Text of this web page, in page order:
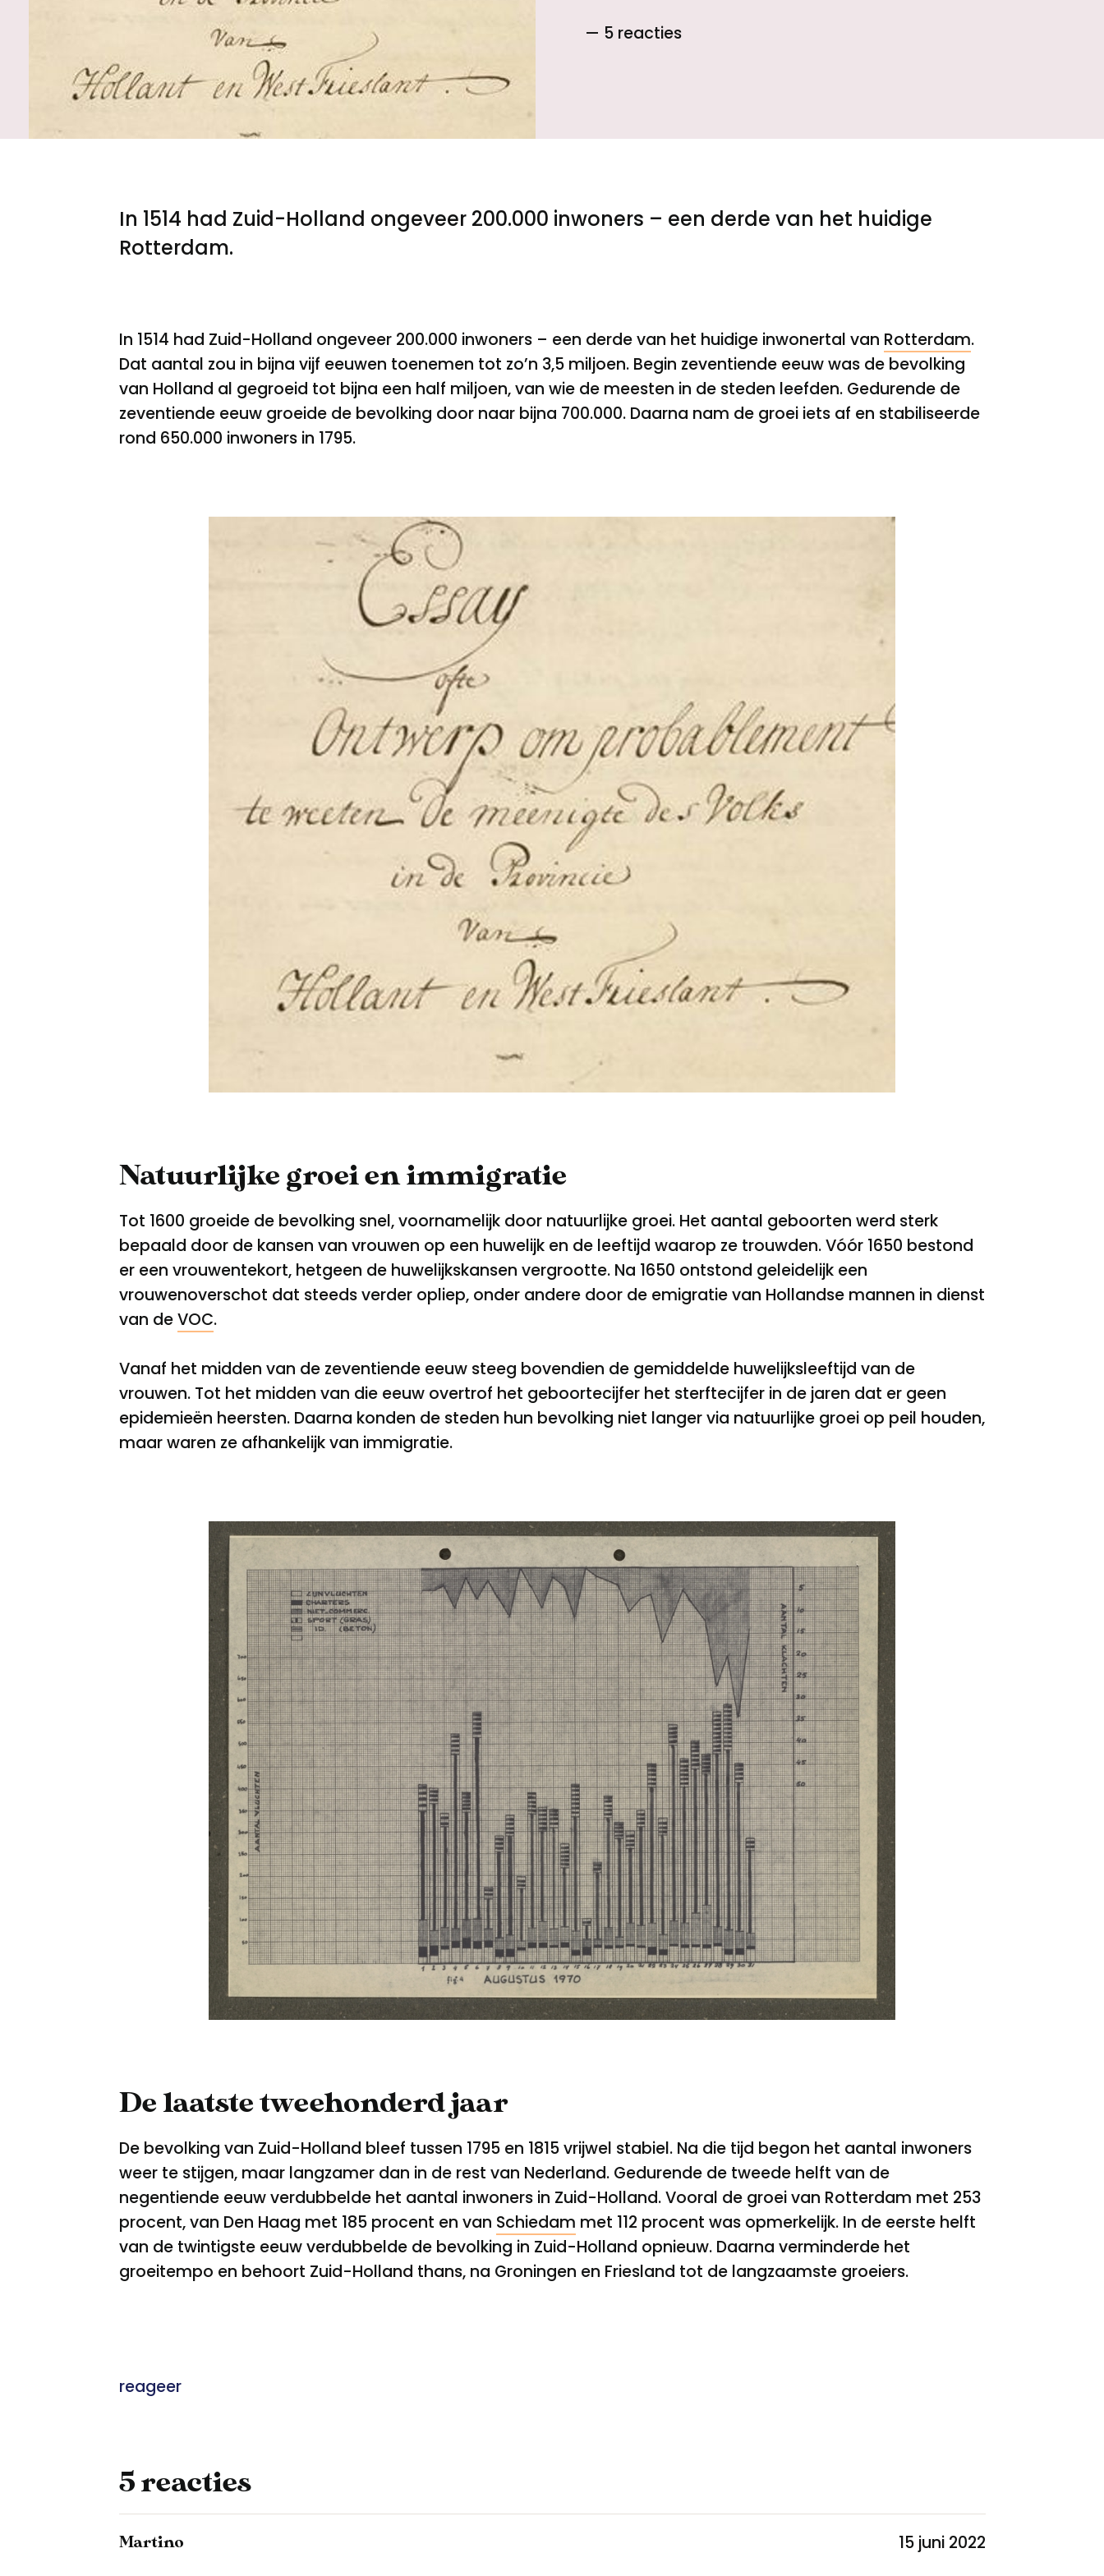
Meld een archeologische vondst
Nieuwsbrief
Voorwaarden
— 5 reacties
In 1514 had Zuid-Holland ongeveer 200.000 inwoners – een derde van het huidige
Rotterdam.
In 1514 had Zuid-Holland ongeveer 200.000 inwoners – een derde van het huidige inwonertal van Rotterdam.
Dat aantal zou in bijna vijf eeuwen toenemen tot zo’n 3,5 miljoen. Begin zeventiende eeuw was de bevolking
van Holland al gegroeid tot bijna een half miljoen, van wie de meesten in de steden leefden. Gedurende de
zeventiende eeuw groeide de bevolking door naar bijna 700.000. Daarna nam de groei iets af en stabiliseerde
rond 650.000 inwoners in 1795.
Natuurlijke groei en immigratie
Tot 1600 groeide de bevolking snel, voornamelijk door natuurlijke groei. Het aantal geboorten werd sterk
bepaald door de kansen van vrouwen op een huwelijk en de leeftijd waarop ze trouwden. Vóór 1650 bestond
er een vrouwentekort, hetgeen de huwelijkskansen vergrootte. Na 1650 ontstond geleidelijk een
vrouwenoverschot dat steeds verder opliep, onder andere door de emigratie van Hollandse mannen in dienst
van deVOC.
Vanaf het midden van de zeventiende eeuw steeg bovendien de gemiddelde huwelijksleeftijd van de
vrouwen. Tot het midden van die eeuw overtrof het geboortecijfer het sterftecijfer in de jaren dat er geen
epidemieën heersten. Daarna konden de steden hun bevolking niet langer via natuurlijke groei op peil houden,
maar waren ze afhankelijk van immigratie.
De laatste tweehonderd jaar
De bevolking van Zuid-Holland bleef tussen 1795 en 1815 vrijwel stabiel. Na die tijd begon het aantal inwoners
weer te stijgen, maar langzamer dan in de rest van Nederland. Gedurende de tweede helft van de
negentiende eeuw verdubbelde het aantal inwoners in Zuid-Holland. Vooral de groei van Rotterdam met 253
procent, van Den Haag met 185 procent en van Schiedam met 112 procent was opmerkelijk. In de eerste helft
van de twintigste eeuw verdubbelde de bevolking in Zuid-Holland opnieuw. Daarna verminderde het
groeitempo en behoort Zuid-Holland thans, na Groningen en Friesland tot de langzaamste groeiers.
reageer
5 reacties
Martino
15 juni 2022